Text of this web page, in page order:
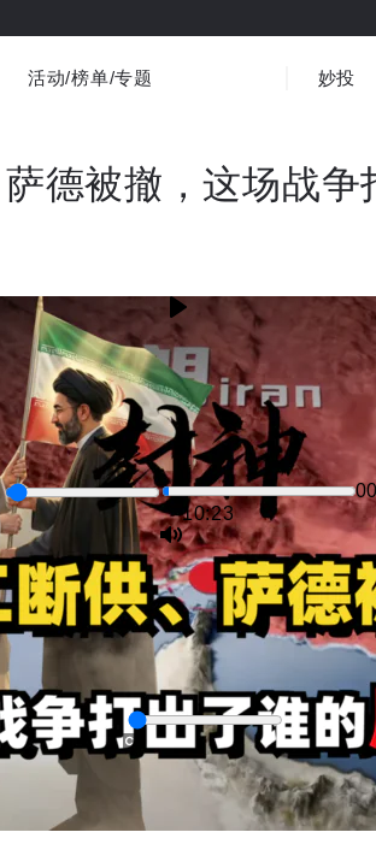
医疗 3C数码
活动/榜单/专题 妙投
德被撤，这场战争
-10:22